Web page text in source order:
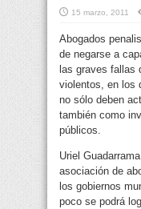
15 marzo, 2011
Abogados
de negarse a
las graves fallas
violentos, en los
no sólo deben
también como
públicos.
Uriel
asociación de
los gobiernos
poco se podrá